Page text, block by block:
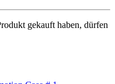
gekauft haben, dürfen